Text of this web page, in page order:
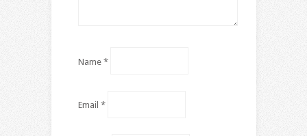
Name *
Email *